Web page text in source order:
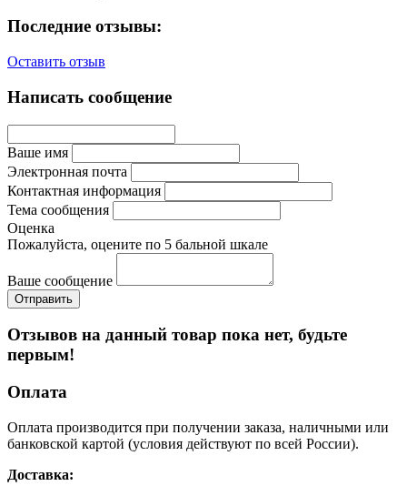
Последние отзывы:
Оставить отзыв
Написать сообщение
Ваше имя
Электронная почта
Контактная информация
Тема сообщения
Оценка
Пожалуйста, оцените по 5 бальной шкале
Ваше сообщение
Отзывов на данный товар пока нет, будьте
первым!
Оплата
Оплата производится при получении заказа, наличными или
банковской картой (условия действуют по всей России).
Доставка: